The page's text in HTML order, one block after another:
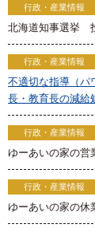
行政・産業情報
北海道知事選挙
行政・産業情報
不適切な指導（パ
長・教育長の減給
行政・産業情報
ゆーあいの家の営
行政・産業情報
ゆーあいの家の休